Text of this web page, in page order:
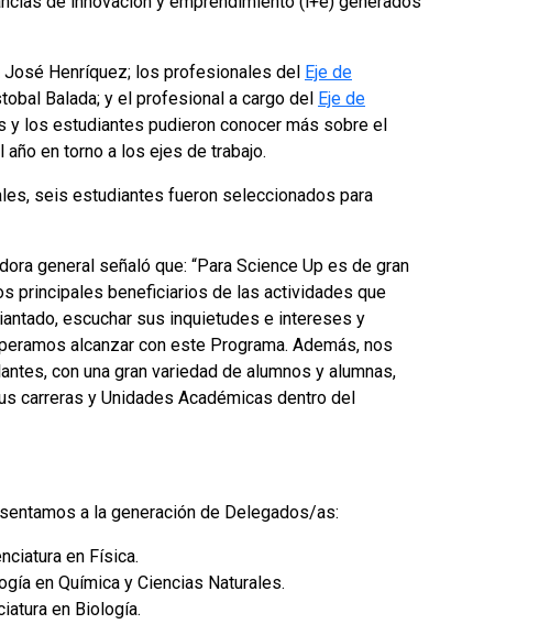
Henríquez; los profesionales del Eje de
Balada; y el profesional a cargo del Eje de
y los estudiantes pudieron conocer más sobre el
en torno a los ejes de trabajo.
seis estudiantes fueron seleccionados para
general señaló que: “Para Science Up es de gran
principales beneficiarios de las actividades que
escuchar sus inquietudes e intereses y
alcanzar con este Programa. Además, nos
con una gran variedad de alumnos y alumnas,
carreras y Unidades Académicas dentro del
a la generación de Delegados/as:
en Física.
en Química y Ciencias Naturales.
en Biología.